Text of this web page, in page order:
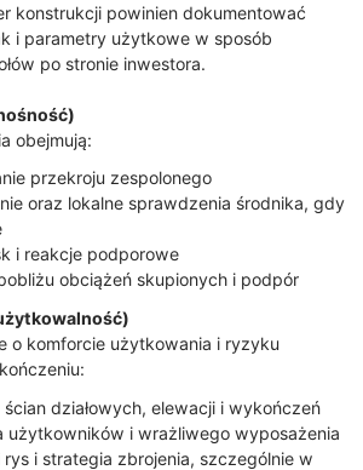
konstrukcji powinien dokumentować
i parametry użytkowe w sposób
po stronie inwestora.
obejmują:
przekroju zespolonego
oraz lokalne sprawdzenia środnika, gdy
i reakcje podporowe
obciążeń skupionych i podpór
o komforcie użytkowania i ryzyku
działowych, elewacji i wykończeń
użytkowników i wrażliwego wyposażenia
rys i strategia zbrojenia, szczególnie w